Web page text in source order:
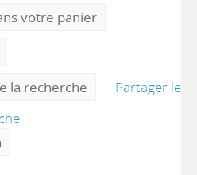
votre panier
la recherche
Partager le